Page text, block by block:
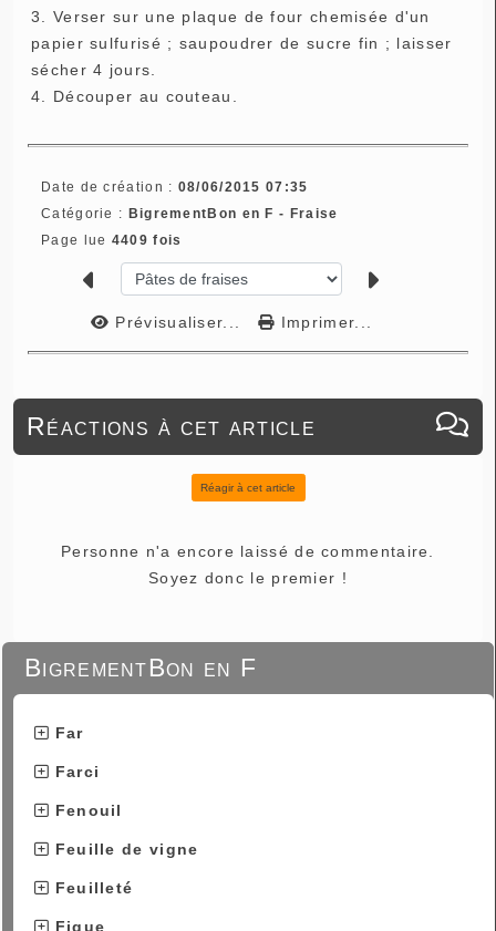
BigrementBon en F
Far
Farci
Fenouil
Feuille de vigne
Feuilleté
Figue
3. Verser sur une plaque de four chemisée d'un
papier sulfurisé ; saupoudrer de sucre fin ; laisser
sécher 4 jours.
4. Découper au couteau.
Date de création : 08/06/2015 07:35
Catégorie : BigrementBon en F - Fraise
Page lue 4409 fois
Prévisualiser... Imprimer...
Réactions à cet article
Réagir à cet article
Personne n'a encore laissé de commentaire.
Soyez donc le premier !